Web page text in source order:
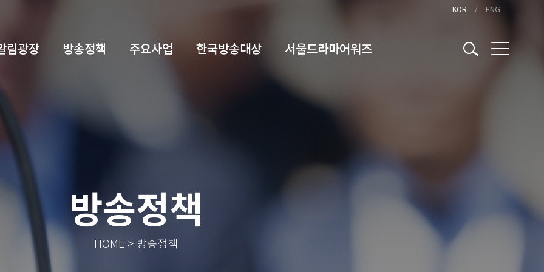
KOR ENG
림광장 방송정책 주요사업 한국방송대상 서울드라마어워즈
방송정책
HOME > 방송정책